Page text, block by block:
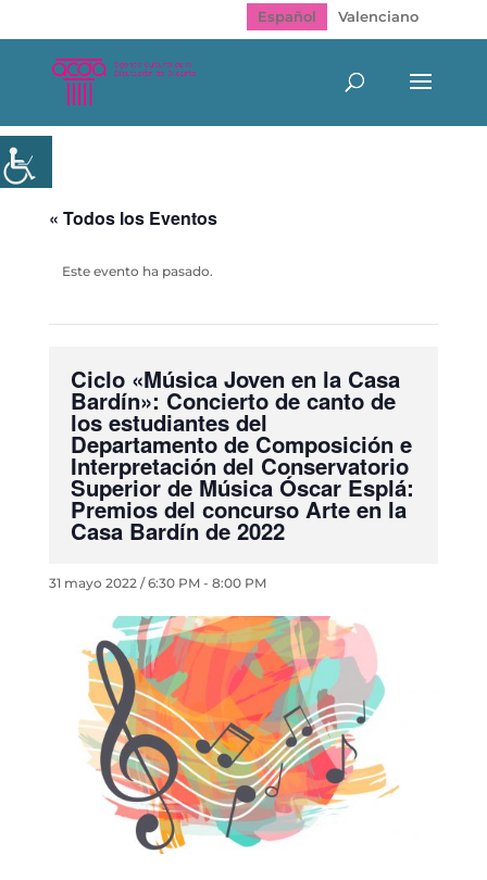
Español Valenciano
« Todos los Eventos
Este evento ha pasado.
Ciclo «Música Joven en la Casa
Bardín»: Concierto de canto de
los estudiantes del
Departamento de Composición e
Interpretación del Conservatorio
Superior de Música Óscar Esplá:
Premios del concurso Arte en la
Casa Bardín de 2022
31 mayo 2022 / 6:30 PM- 8:00 PM